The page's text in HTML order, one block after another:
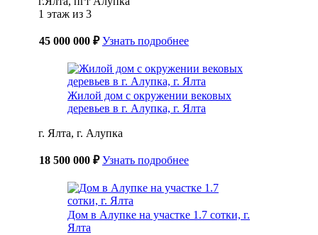
1 этаж из 3
45 000 000 ₽ Узнать подробнее
Жилой дом с окружении вековых
деревьев в г. Алупка, г. Ялта
г. Ялта, г. Алупка
18 500 000 ₽ Узнать подробнее
Дом в Алупке на участке 1.7 сотки, г.
Ялта